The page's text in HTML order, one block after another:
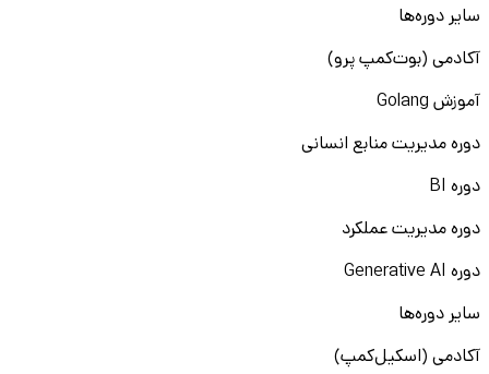
سایر دوره‌ها
آکادمی (بوت‌کمپ پرو)
آموزش Golang
دوره مدیریت منابع انسانی
دوره BI
دوره مدیریت عملکرد
دوره Generative AI
سایر دوره‌ها
آکادمی (اسکیل‌کمپ)